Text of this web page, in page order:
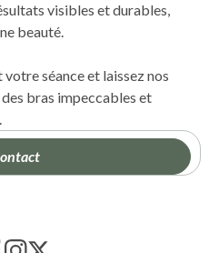
visibles et durables,
beauté.
séance et laissez nos
bras impeccables et